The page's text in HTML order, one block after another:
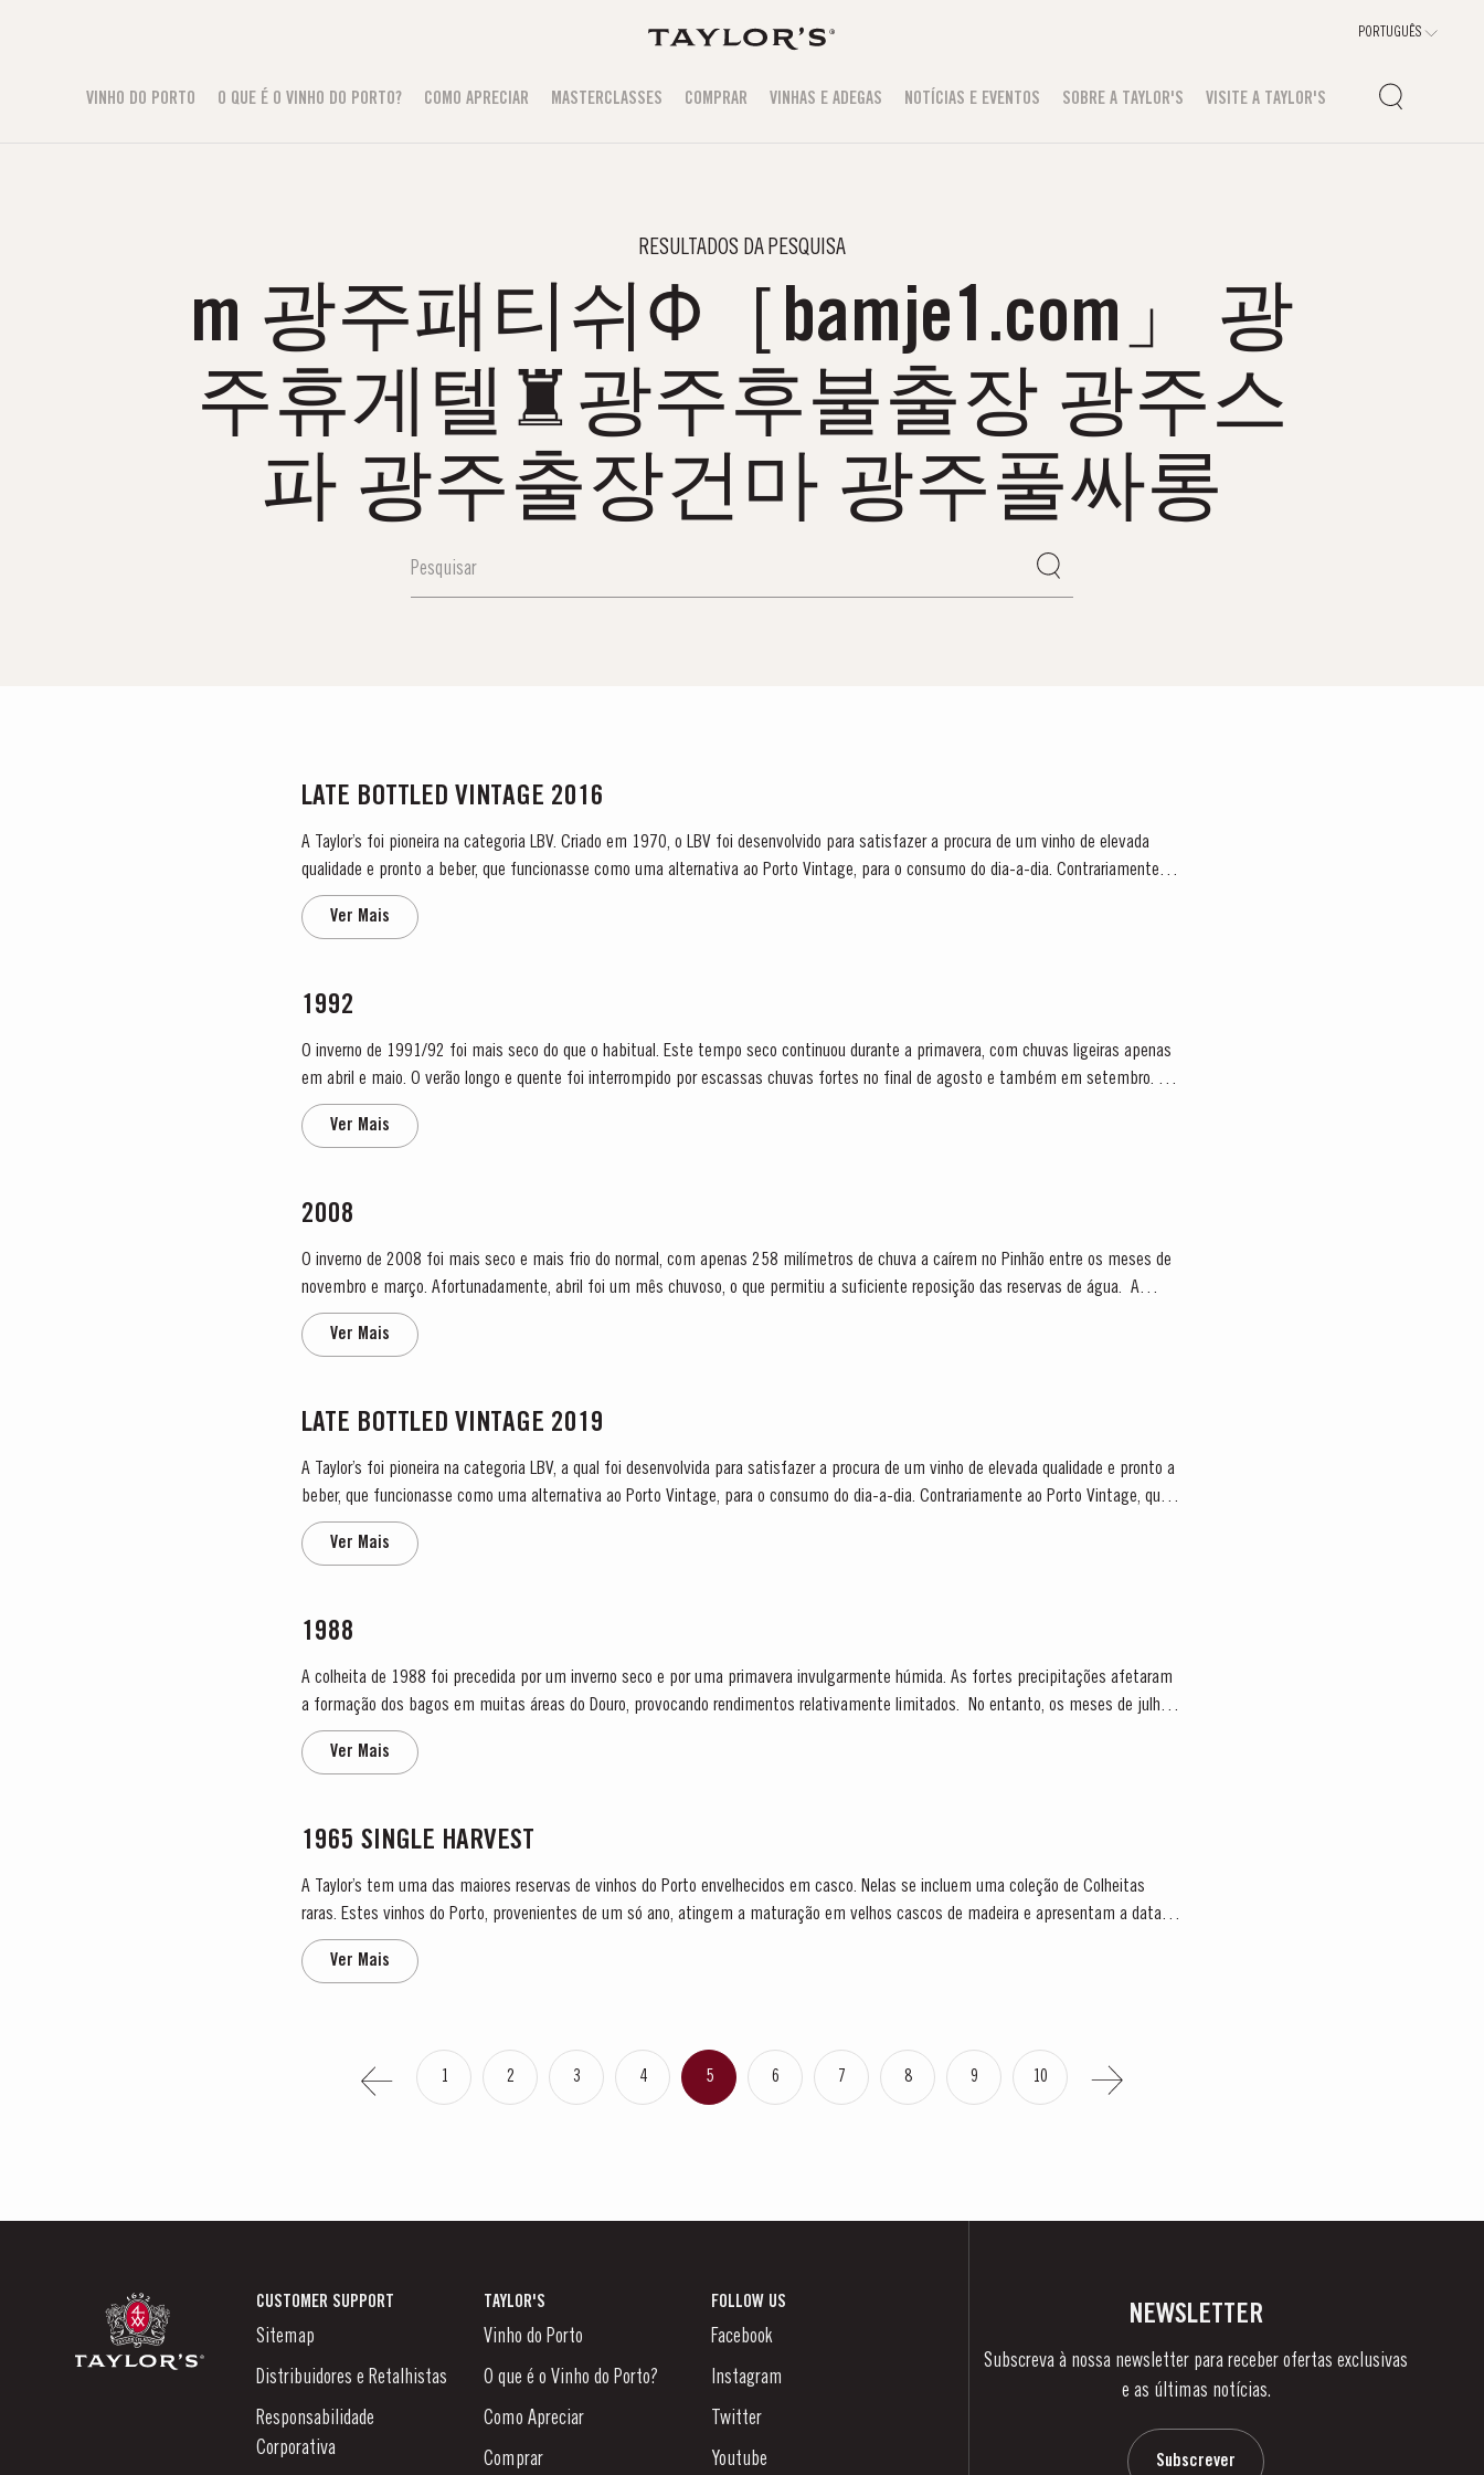
VINHO DO PORTO O QUE É O VINHO DO PORTO? COMO APRECIAR MASTERCLASSES COMPRAR VINHAS E ADEGAS NOTÍCIAS E EVENTOS SOBRE A TAYLOR'S VISITE A TAYLOR'S
RESULTADOS DA PESQUISA
m 광주패티쉬Φ［bamje1.com」 광
주휴게텔♜광주후불출장 광주스
파 광주출장건마 광주풀싸롱
LATE BOTTLED VINTAGE 2016
A Taylor’s foi pioneira na categoria LBV. Criado em 1970, o LBV foi desenvolvido para satisfazer a procura de um vinho de elevada
qualidade e pronto a beber, que funcionasse como uma alternativa ao Porto Vintage, para o consumo do dia-a-dia. Contrariamente ao
Porto Vintage, que é engarrafado após dois anos em madeira e que...
Ver Mais
1992
O inverno de 1991/92 foi mais seco do que o habitual. Este tempo seco continuou durante a primavera, com chuvas ligeiras apenas
em abril e maio. O verão longo e quente foi interrompido por escassas chuvas fortes no final de agosto e também em setembro. A
Taylor´s começou a vindima uma semana mais tarde do que as outras...
Ver Mais
2008
O inverno de 2008 foi mais seco e mais frio do normal, com apenas 258 milímetros de chuva a caírem no Pinhão entre os meses de
novembro e março. Afortunadamente, abril foi um mês chuvoso, o que permitiu a suficiente reposição das reservas de água. A
floração teve lugar...
Ver Mais
LATE BOTTLED VINTAGE 2019
A Taylor’s foi pioneira na categoria LBV, a qual foi desenvolvida para satisfazer a procura de um vinho de elevada qualidade e pronto a
beber, que funcionasse como uma alternativa ao Porto Vintage, para o consumo do dia-a-dia. Contrariamente ao Porto Vintage, que é
engarrafado após dois anos em madeira e que envelhece na...
Ver Mais
1988
A colheita de 1988 foi precedida por um inverno seco e por uma primavera invulgarmente húmida. As fortes precipitações afetaram
a formação dos bagos em muitas áreas do Douro, provocando rendimentos relativamente limitados. No entanto, os meses de julho e
agosto, críticos para a...
Ver Mais
1965 SINGLE HARVEST
A Taylor’s tem uma das maiores reservas de vinhos do Porto envelhecidos em casco. Nelas se incluem uma coleção de Colheitas
raras. Estes vinhos do Porto, provenientes de um só ano, atingem a maturação em velhos cascos de madeira e apresentam a data de
colheita no rótulo. Estes maravilhosos,...
Ver Mais
1 2 3 4 5 6 7 8 9 10
CUSTOMER SUPPORT
Sitemap
Distribuidores e Retalhistas
Responsabilidade
Corporativa
TAYLOR'S
Vinho do Porto
O que é o Vinho do Porto?
Como Apreciar
Comprar
FOLLOW US
Facebook
Instagram
Twitter
Youtube
NEWSLETTER
Subscreva à nossa newsletter para receber ofertas exclusivas
e as últimas notícias.
Subscrever